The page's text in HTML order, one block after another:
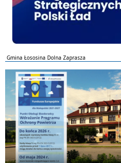
Gmina Łososina Dolna Zaprasza